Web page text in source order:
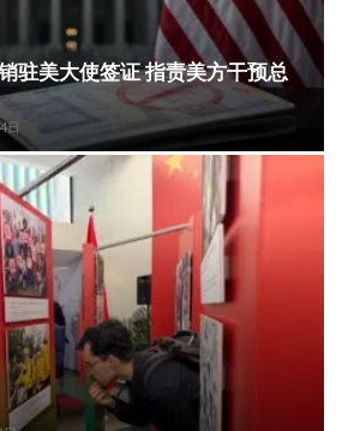
驻美大使签证 指责美方干预总
日